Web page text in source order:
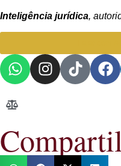
Inteligência jurídica,